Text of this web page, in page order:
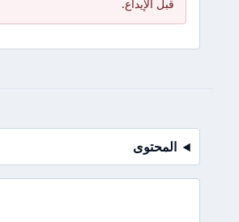
قبل الإيداع.
المحتوى